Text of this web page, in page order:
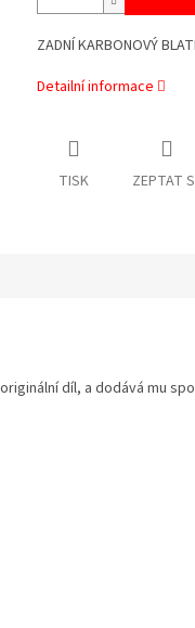
ZADNÍ KARBONOVÝ
Detailní informace
TISK ZEPTAT
díl, a dodává mu